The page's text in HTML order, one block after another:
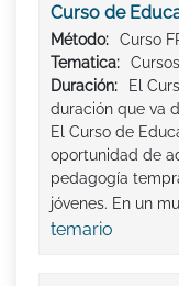
Curso de
Método:
Curso
Tematica:
Duración:
El
duración que va
El Curso de
oportunidad de
pedagogía
jóvenes. En un
temario